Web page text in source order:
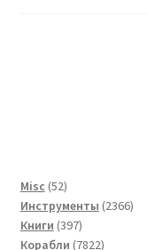
Misc 5252
товара
Инструменты 23662366
Книги 397397
товаров
Корабли 78227822